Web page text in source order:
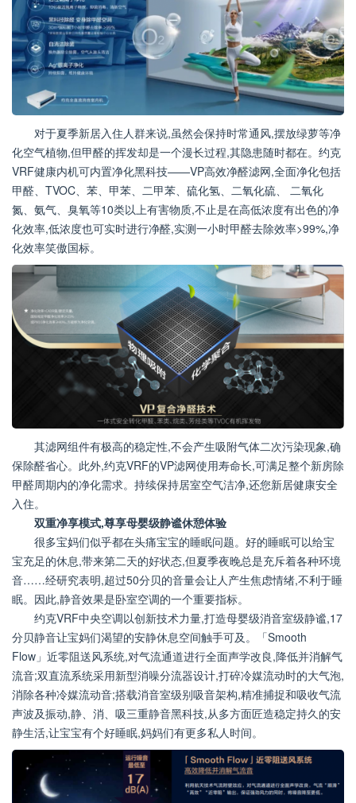
对于夏季新居入住人群来说,虽然会保持时常通风,摆放绿萝等净
化空气植物,但甲醛的挥发却是一个漫长过程,其隐患随时都在。约克
VRF健康内机可内置净化黑科技——VP高效净醛滤网,全面净化包括
甲醛、TVOC、苯、甲苯、二甲苯、硫化氢、二氧化硫、 二氧化
氮、氨气、臭氧等10类以上有害物质,不止是在高低浓度有出色的净
化效率,低浓度也可实时进行净醛,实测一小时甲醛去除效率>99%,净
化效率笑傲国标。
其滤网组件有极高的稳定性,不会产生吸附气体二次污染现象,确
保除醛省心。此外,约克VRF的VP滤网使用寿命长,可满足整个新房除
甲醛周期内的净化需求。持续保持居室空气洁净,还您新居健康安全
入住。
双重净享模式,尊享母婴级静谧休憩体验
很多宝妈们似乎都在头痛宝宝的睡眠问题。好的睡眠可以给宝
宝充足的休息,带来第二天的好状态,但夏季夜晚总是充斥着各种环境
音……经研究表明,超过50分贝的音量会让人产生焦虑情绪,不利于睡
眠。因此,静音效果是卧室空调的一个重要指标。
约克VRF中央空调以创新技术力量,打造母婴级消音室级静谧,17
分贝静音让宝妈们渴望的安静休息空间触手可及。「Smooth
Flow」近零阻送风系统,对气流通道进行全面声学改良,降低并消解气
流音;双直流系统采用新型消噪分流器设计,打碎冷媒流动时的大气泡,
消除各种冷媒流动音;搭载消音室级别吸音架构,精准捕捉和吸收气流
声波及振动,静、消、吸三重静音黑科技,从多方面匠造稳定持久的安
静生活,让宝宝有个好睡眠,妈妈们有更多私人时间。